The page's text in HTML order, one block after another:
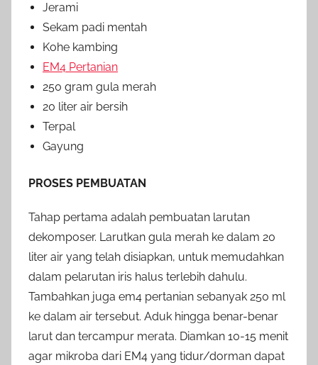
Jerami
Sekam padi mentah
Kohe kambing
EM4 Pertanian
250 gram gula merah
20 liter air bersih
Terpal
Gayung
PROSES PEMBUATAN
Tahap pertama adalah pembuatan larutan
dekomposer. Larutkan gula merah ke dalam 20
liter air yang telah disiapkan, untuk memudahkan
dalam pelarutan iris halus terlebih dahulu.
Tambahkan juga em4 pertanian sebanyak 250 ml
ke dalam air tersebut. Aduk hingga benar-benar
larut dan tercampur merata. Diamkan 10-15 menit
agar mikroba dari EM4 yang tidur/dorman dapat